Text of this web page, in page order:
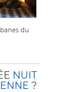
du
NUIT
?